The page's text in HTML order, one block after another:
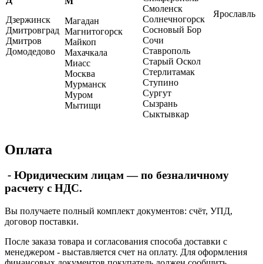
Дзержинск
Дмитровград
Дмитров
Домодедово
Магадан
Магнитогорск
Майкоп
Махачкала
Миасс
Москва
Мурманск
Муром
Мытищи
Смоленск
Солнечногорск
Сосновый Бор
Сочи
Ставрополь
Старый Оскол
Стерлитамак
Ступино
Сургут
Сызрань
Сыктывкар
Ярославль
Оплата
- Юридическим лицам — по безналичному
расчету с НДС.
Вы получаете полный комплект документов: счёт, УПД,
договор поставки.
После заказа товара и согласования способа доставки с
менеджером - выставляется счет на оплату. Для оформления